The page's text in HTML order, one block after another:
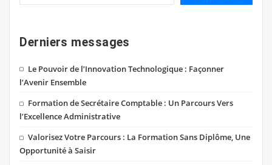
Derniers messages
Le Pouvoir de l’Innovation Technologique : Façonner
l’Avenir Ensemble
Formation de Secrétaire Comptable : Un Parcours Vers
l’Excellence Administrative
Valorisez Votre Parcours : La Formation Sans Diplôme, Une
Opportunité à Saisir